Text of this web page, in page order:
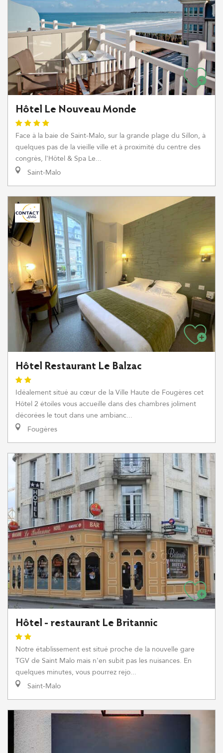
Hôtel Le Nouveau Monde
Face à la baie de Saint-Malo, sur la grande plage du Sillon, à
quelques pas de la vieille ville et à proximité du centre des
congrès, l'Hôtel & Spa Le...
Saint-Malo
Hôtel Restaurant Le Balzac
Idéalement situé au cœur de la Ville Haute de Fougères cet
Hôtel 2 étoiles vous accueille dans des chambres joliment
décorées le tout dans une ambianc...
Fougères
Hôtel - restaurant Le Britannic
Notre établissement est situé proche de la nouvelle gare
TGV de Saint Malo mais n'en subit pas les nuisances. En
quelques minutes, vous pourrez rejo...
Saint-Malo